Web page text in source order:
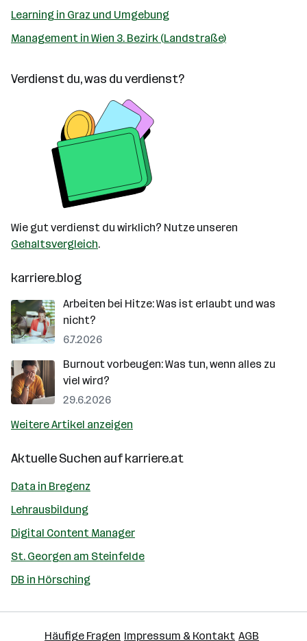
Learning in Graz und Umgebung
Management in Wien 3. Bezirk (Landstraße)
Verdienst du, was du verdienst?
Wie gut verdienst du wirklich? Nutze unseren
Gehaltsvergleich.
karriere.blog
Arbeiten bei Hitze: Was ist erlaubt und was
nicht?
6.7.2026
Burnout vorbeugen: Was tun, wenn alles zu
viel wird?
29.6.2026
Weitere Artikel anzeigen
Aktuelle Suchen aufkarriere.at
Data in Bregenz
Lehrausbildung
Digital Content Manager
St. Georgen am Steinfelde
DB in Hörsching
Häufige Fragen Impressum & Kontakt AGB